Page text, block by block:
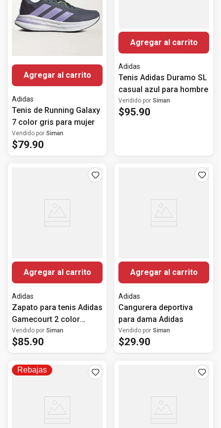
Agregar al carrito
Adidas
Tenis de Running Galaxy
7 color gris para mujer
Vendido por Siman
$79.90
Agregar al carrito
Adidas
Tenis Adidas Duramo SL
casual azul para hombre
Vendido por Siman
$95.90
Agregar al carrito
Adidas
Zapato para tenis Adidas
Gamecourt 2 color
negro/blanco para mujer
Vendido por Siman
$85.90
Agregar al carrito
Adidas
Cangurera deportiva
para dama Adidas
Vendido por Siman
$29.90
Rebajas